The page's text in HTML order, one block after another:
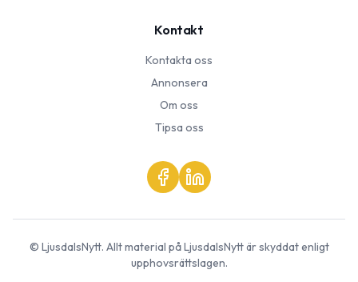
Kontakt
Kontakta oss
Annonsera
Om oss
Tipsa oss
© LjusdalsNytt. Allt material påLjusdalsNyttär skyddat enligt
upphovsrättslagen.